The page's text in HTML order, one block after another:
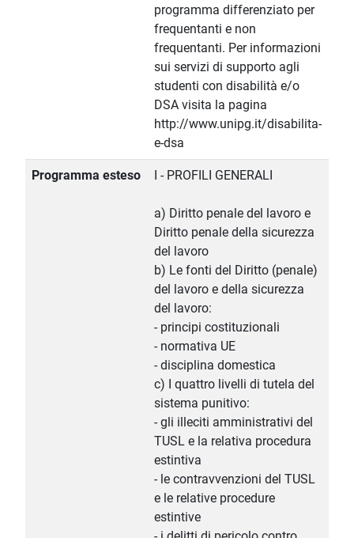
programma differenziato per
frequentanti e non
frequentanti. Per informazioni
sui servizi di supporto agli
studenti con disabilità e/o
DSA visita la pagina
http://www.unipg.it/disabilita-
e-dsa
Programma esteso I - PROFILI GENERALI
a) Diritto penale del lavoro e
Diritto penale della sicurezza
del lavoro
b) Le fonti del Diritto (penale)
del lavoro e della sicurezza
del lavoro:
- principi costituzionali
- normativa UE
- disciplina domestica
c) I quattro livelli di tutela del
sistema punitivo:
- gli illeciti amministrativi del
TUSL e la relativa procedura
estintiva
- le contravvenzioni del TUSL
e le relative procedure
estintive